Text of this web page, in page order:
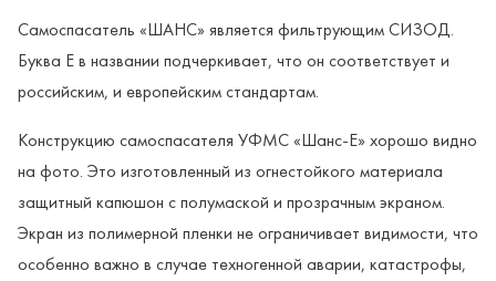
Самоспасатель «ШАНС» является фильтрующим СИЗОД.
Буква Е в названии подчеркивает, что он соответствует и
российским, и европейским стандартам.
Конструкцию самоспасателя УФМС «Шанс-Е» хорошо видно
на фото. Это изготовленный из огнестойкого материала
защитный капюшон с полумаской и прозрачным экраном.
Экран из полимерной пленки не ограничивает видимости, что
особенно важно в случае техногенной аварии, катастрофы,